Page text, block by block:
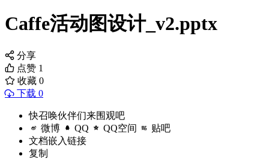
Caffe活动图设计_v2.pptx
分享
点赞 1
收藏 0
下载 0
快召唤伙伴们来围观吧
微博 QQ QQ空间 贴吧
文档嵌入链接
复制